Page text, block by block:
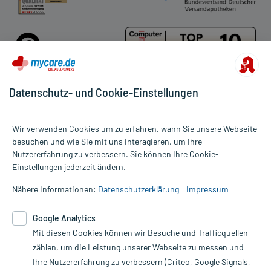
Bewertungen mit durchschnittlich 4,8 von 5 Sternen abgegeben.
Alle Preise gelten inkl. MwSt., ggf. zzgl. Versandkosten
Informationen auf dieser Website werden ausschließlich für
die Untersuchung und Behandlung durch einen Arzt. Bitte
Therapien eingeleitet werden können. | Diese Webseite benutzt
Google Analytics. Lesen Sie bitte dazu die wichtigen Hinweise in
unserer Datenschutzerklärung. Für den Widerruf einer Bestellung
nutzen Sie das Formular:
Datenschutz- und Cookie-Einstellungen
Wir verwenden Cookies um zu erfahren, wann Sie unsere Webseite
besuchen und wie Sie mit uns interagieren, um Ihre
Nutzererfahrung zu verbessern. Sie können Ihre Cookie-
Einstellungen jederzeit ändern.
Nähere Informationen: Datenschutzerklärung Impressum
Google Analytics
Mit diesen Cookies können wir Besuche und Trafficquellen
zählen, um die Leistung unserer Webseite zu messen und
Ihre Nutzererfahrung zu verbessern (Criteo, Google Signals,